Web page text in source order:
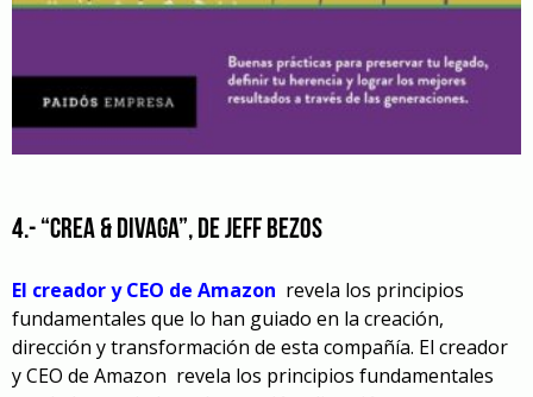
4.- “Crea & Divaga”, de Jeff Bezos
El creador y CEO de Amazon revela los principios
fundamentales que lo han guiado en la creación,
dirección y transformación de esta compañía. El creador
y CEO de Amazon revela los principios fundamentales